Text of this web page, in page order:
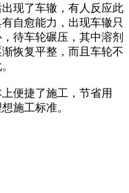
现了车辙，有人反应此
自愈能力，出现车辙只
待车轮碾压，其中溶剂
恢复平整，而且车轮不
便捷了施工，节省用
施工标准。